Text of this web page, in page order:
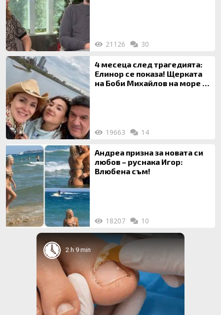
21126 30
4 месеца след трагедията:
Елинор се показа! Щерката
на Боби Михайлов на море с
19663 14
Андреа призна за новата си
любов – руснака Игор:
Влюбена съм!
18207 10
2 h 9 min